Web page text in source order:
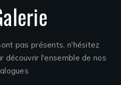
pas présents, n'hésitez
découvrir l'ensemble de nos